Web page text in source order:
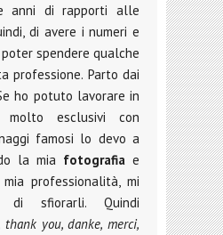
anni di rapporti alle
di avere i numeri e
poter spendere qualche
professione. Parto dai
ho potuto lavorare in
molto esclusivi con
famosi lo devo a
la mia fotografia e
professionalità, mi
di sfiorarli. Quindi
thank you, danke, merci,